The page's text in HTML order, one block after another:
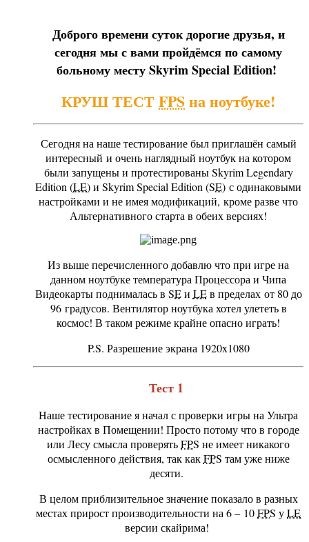
Доброго времени суток дорогие друзья, и
сегодня мы с вами пройдёмся по самому
больному месту Skyrim Special Edition!
КРУШ ТЕСТFPSна ноутбуке!
Сегодня на наше тестирование был приглашён самый
интересный и очень наглядный ноутбук на котором
были запущены и протестированы Skyrim Legendary
Edition (LE) и Skyrim Special Edition (SE) с одинаковыми
настройками и не имея модификаций, кроме разве что
Альтернативного старта в обеих версиях!
Из выше перечисленного добавлю что при игре на
данном ноутбуке температура Процессора и Чипа
Видеокарты поднималась в SEи LEв пределах от 80 до
96 градусов. Вентилятор ноутбука хотел улететь в
космос! В таком режиме крайне опасно играть!
P.S. Разрешение экрана 1920x1080
Тест 1
Наше тестирование я начал с проверки игры на Ультра
настройках в Помещении! Просто потому что в городе
или Лесу смысла проверятьFPS не имеет никакого
осмысленного действия, так какFPS там уже ниже
десяти.
В целом приблизительное значение показало в разных
местах прирост производительности на 6 – 10FPS уLE
версии скайрима!